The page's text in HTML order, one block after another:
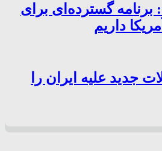
برنامه گسترده‌ای برای
داریم
جدید علیه ایران را